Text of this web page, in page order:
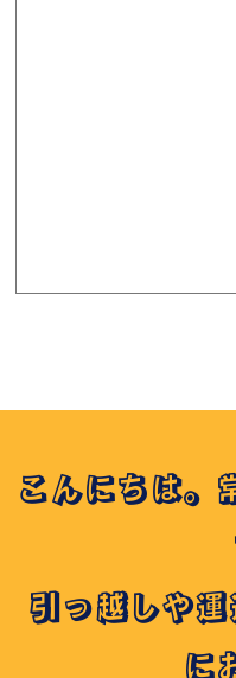
こんにちは。
引っ越しや
に